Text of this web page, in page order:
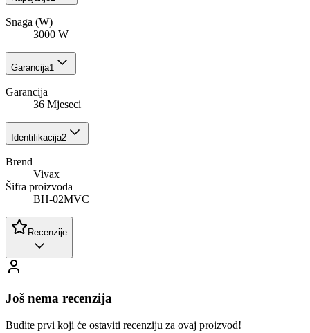
Snaga (W)
3000 W
Garancija1
Garancija
36 Mjeseci
Identifikacija2
Brend
Vivax
Šifra proizvoda
BH-02MVC
Recenzije
Još nema recenzija
Budite prvi koji će ostaviti recenziju za ovaj proizvod!